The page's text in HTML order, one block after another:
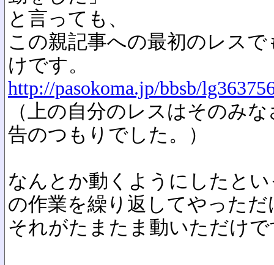
と言っても、
この親記事への最初のレス
けです。
http://pasokoma.jp/bbsb/
（上の自分のレスはそのみ
告のつもりでした。）
なんとか動くようにしたと
の作業を繰り返してやっただ
それがたまたま動いただけ